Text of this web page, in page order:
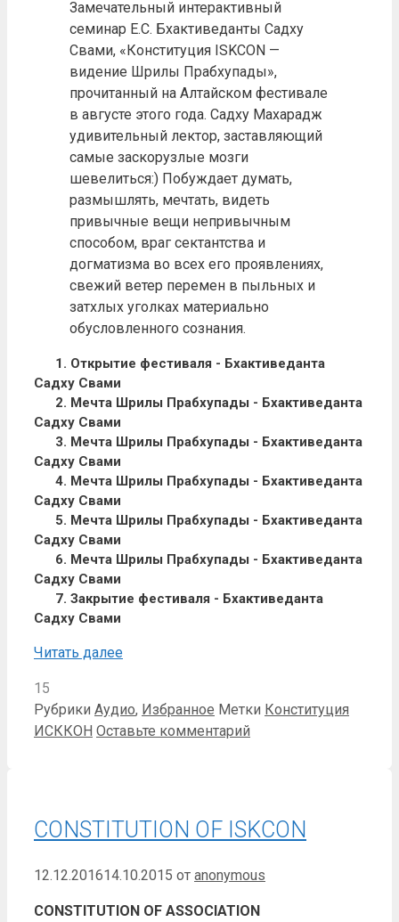
Замечательный интерактивный
семинар Е.С. Бхактиведанты Садху
Свами, «Конституция ISKCON —
видение Шрилы Прабхупады»,
прочитанный на Алтайском фестивале
в августе этого года. Садху Махарадж
удивительный лектор, заставляющий
самые заскорузлые мозги
шевелиться:) Побуждает думать,
размышлять, мечтать, видеть
привычные вещи непривычным
способом, враг сектантства и
догматизма во всех его проявлениях,
свежий ветер перемен в пыльных и
затхлых уголках материально
обусловленного сознания.
1. Открытие фестиваля - Бхактиведанта
Садху Свами
2. Мечта Шрилы Прабхупады - Бхактиведанта
Садху Свами
3. Мечта Шрилы Прабхупады - Бхактиведанта
Садху Свами
4. Мечта Шрилы Прабхупады - Бхактиведанта
Садху Свами
5. Мечта Шрилы Прабхупады - Бхактиведанта
Садху Свами
6. Мечта Шрилы Прабхупады - Бхактиведанта
Садху Свами
7. Закрытие фестиваля - Бхактиведанта
Садху Свами
Читать далее
15
Рубрики Аудио, Избранное Метки Конституция
ИСККОН Оставьте комментарий
CONSTITUTION OF ISKCON
12.12.201614.10.2015 от anonymous
CONSTITUTION OF ASSOCIATION